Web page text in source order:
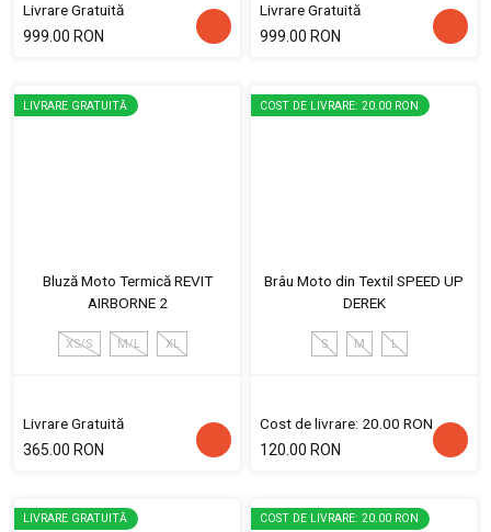
Livrare Gratuită
999.00 RON
Livrare Gratuită
999.00 RON
LIVRARE GRATUITĂ
Bluză Moto Termică REVIT
AIRBORNE 2
XS/S M/L XL
Livrare Gratuită
365.00 RON
COST DE LIVRARE: 20.00 RON
Brâu Moto din Textil SPEED UP
DEREK
S M L
Cost de livrare: 20.00 RON
120.00 RON
LIVRARE GRATUITĂ COST DE LIVRARE: 20.00 RON